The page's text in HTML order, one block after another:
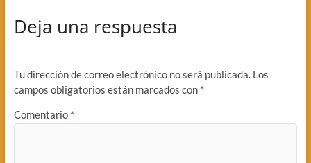
Deja una respuesta
Tu dirección de correo electrónico no será publicada. Los
campos obligatorios están marcados con *
Comentario *